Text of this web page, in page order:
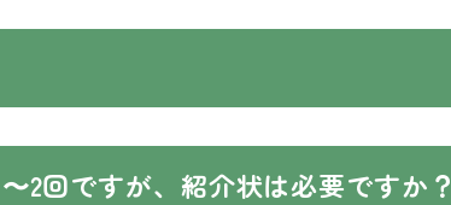
2回ですが、紹介状は必要ですか？